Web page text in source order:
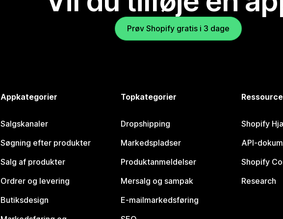
Prøv Shopify gratis i 3 dage
Appkategorier
Salgskanaler
Søgning efter produkter
Salg af produkter
Ordrer og levering
Butiksdesign
Topkategorier
Dropshipping
Markedspladser
Produktanmeldelser
Mersalg og sampak
E-mailmarkedsføring
Shopify
API-
Shopify
Research